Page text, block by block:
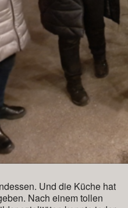
Und die Küche hat
Nach einem tollen